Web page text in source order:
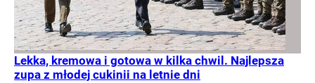
Lekka, kremowa i gotowa w kilka chwil. Najlepsza
zupa z młodej cukinii na letnie dni